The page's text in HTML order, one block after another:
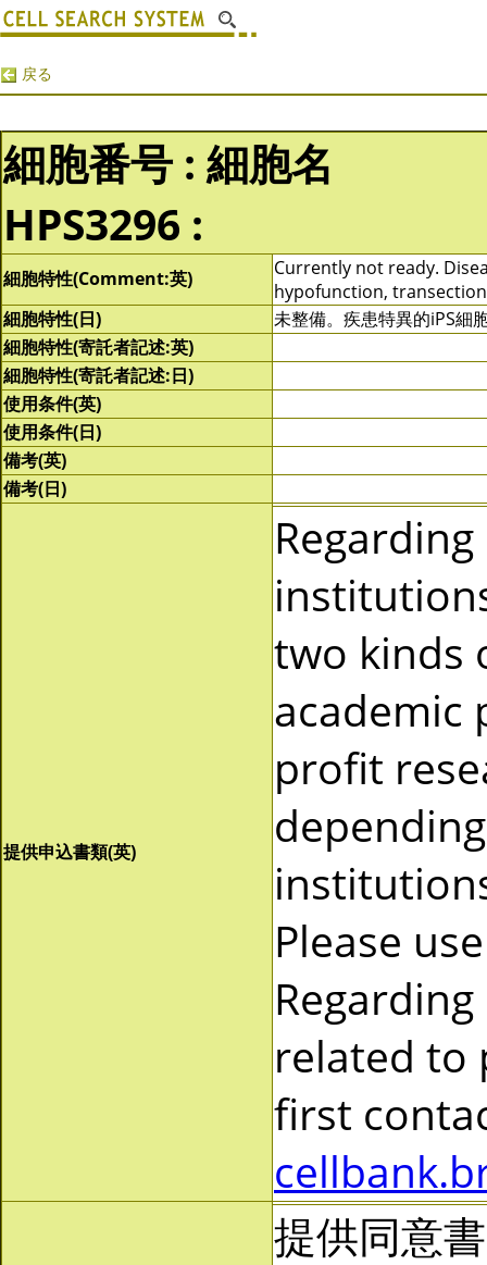
戻る
細胞番号 : 細胞名
HPS3296 :
細胞特性(Comment:英)
Currently not ready.
hypofunction,
細胞特性(日)
未整備。疾患特異的iPS細
細胞特性(寄託者記述:英)
細胞特性(寄託者記述:日)
使用条件(英)
使用条件(日)
備考(英)
備考(日)
提供申込書類(英)
two kinds
academic
profit
Please
related to
first
提供同意